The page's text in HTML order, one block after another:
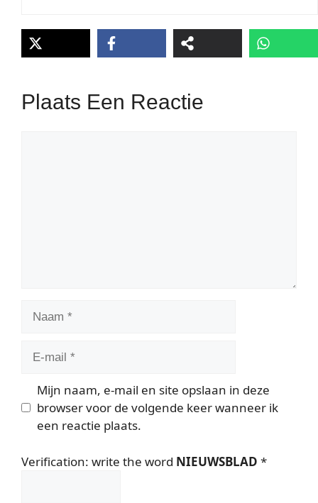
Plaats Een Reactie
Mijn naam, e-mail en site opslaan in deze
browser voor de volgende keer wanneer ik
een reactie plaats.
Verification: write the word NIEUWSBLAD *